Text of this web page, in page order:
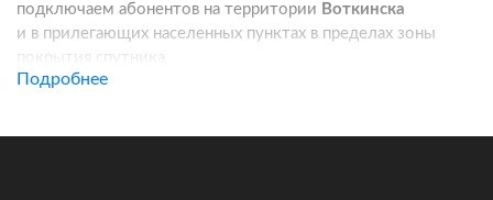
подключаем абонентов на территории Воткинска
и в прилегающих населенных пунктах в пределах зоны
покрытия спутника.
Подробнее